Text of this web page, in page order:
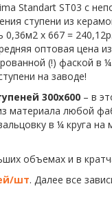
Standart ST03 с
ступени из
0,36м2 х 667 =
оптовая цена
(!) фаской в
на заводе!
300х600 – в
материала любой
в ¼ круга
объемах и в
шт. Далее все